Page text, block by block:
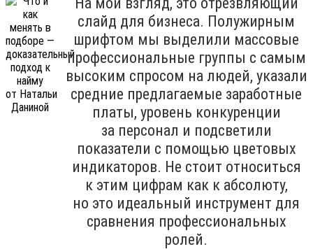
слайд для бизнеса. Полужирным
шрифтом мы выделили массовые
профессиональные группы с самым
высоким спросом на людей, указали
средние предлагаемые заработные
платы, уровень конкуренции
за персонал и подсветили
показатели с помощью цветовых
индикаторов. Не стоит относиться
к этим цифрам как к абсолюту,
но это идеальный инструмент для
сравнения профессиональных
ролей.